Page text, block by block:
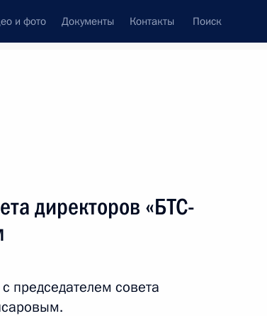
и фото Документы Контакты Поиск
директоров «БТС-
председателем совета